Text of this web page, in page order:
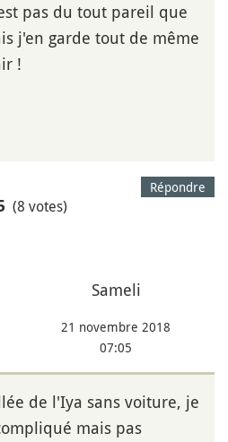
pas du tout pareil que
j'en garde tout de même
!
Répondre
(8 votes)
Sameli
21 novembre 2018
07:05
de l'Iya sans voiture, je
mais pas